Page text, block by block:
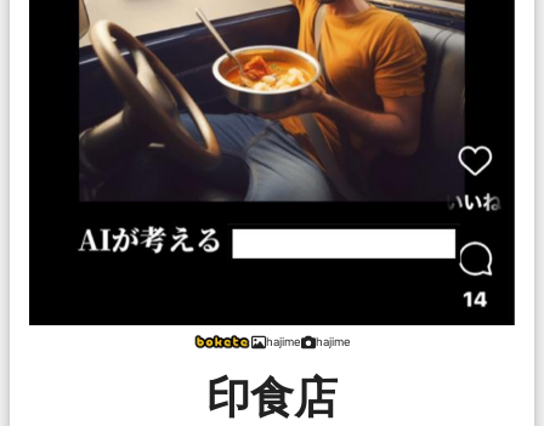
hajime hajime
印食店